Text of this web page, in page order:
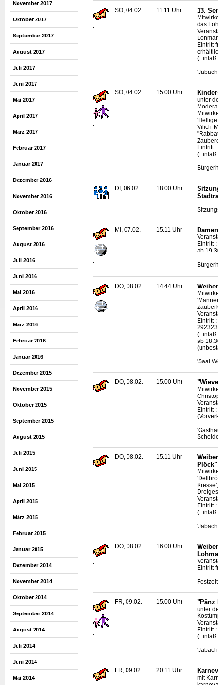
November 2017
Oktober 2017
September 2017
August 2017
Juli 2017
Juni 2017
Mai 2017
April 2017
März 2017
Februar 2017
Januar 2017
Dezember 2016
November 2016
Oktober 2016
September 2016
August 2016
Juli 2016
Juni 2016
Mai 2016
April 2016
März 2016
Februar 2016
Januar 2016
Dezember 2015
November 2015
Oktober 2015
September 2015
August 2015
Juli 2015
Juni 2015
Mai 2015
April 2015
März 2015
Februar 2015
Januar 2015
Dezember 2014
November 2014
Oktober 2014
September 2014
August 2014
Juli 2014
Juni 2014
Mai 2014
.
SO, 04.02. 11.11 Uhr 13.
das
Eintritt
(Einlaß
.
SO, 04.02. 15.00 Uhr
unter
'Hellige
Vilich-
Eintritt
(Einlaß
DI, 06.02. 18.00 Uhr
.
MI, 07.02. 15.11 Uhr
Eintritt
ab
.
DO, 08.02. 14.44 Uhr
Eintritt
(Einlaß
ab
'Saal
DO, 08.02. 15.00 Uhr
Eintritt
.
DO, 08.02. 15.11 Uhr
Plöck"
Eintritt
(Einlaß
.
DO, 08.02. 16.00 Uhr
Eintritt
.
FR, 09.02. 15.00 Uhr "Pänz
unter
Eintritt
(Einlaß
FR, 09.02. 20.11 Uhr
mit